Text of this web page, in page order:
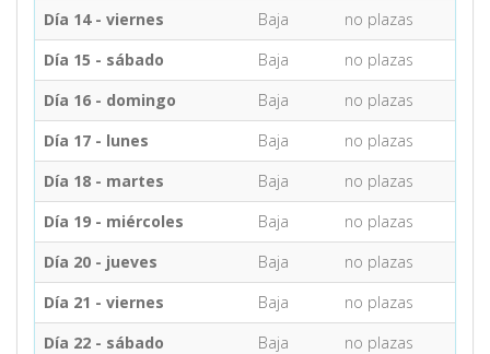
Día 14 - viernes
Baja
no plazas
Día 15 - sábado
Baja
no plazas
Día 16 - domingo
Baja
no plazas
Día 17 - lunes
Baja
no plazas
Día 18 - martes
Baja
no plazas
Día 19 - miércoles
Baja
no plazas
Día 20 - jueves
Baja
no plazas
Día 21 - viernes
Baja
no plazas
Día 22 - sábado
Baja
no plazas